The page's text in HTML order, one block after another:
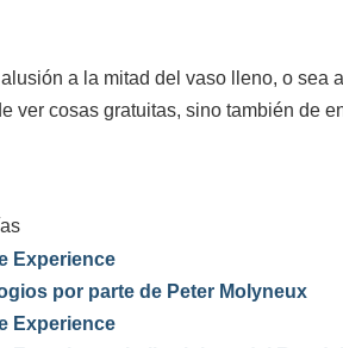
a la mitad del vaso lleno, o sea
ver cosas gratuitas, sino también de
Experience
por parte de Peter Molyneux
Experience